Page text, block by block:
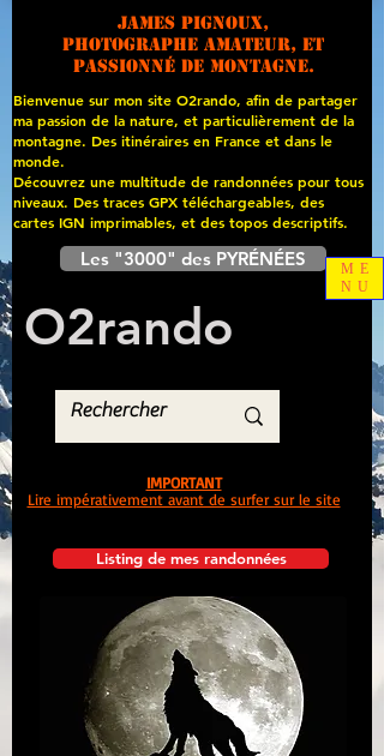
James PIGNOUX,
photographe amateur, et
passionné de montagne.
Bienvenue sur mon site O2rando, afin de partager
ma passion de la nature, et particulièrement de la
montagne. Des itinéraires en France et dans le
monde.
Découvrez une multitude de randonnées pour tous
niveaux. Des traces GPX téléchargeables, des
cartes IGN imprimables, et des topos descriptifs.
Les "3000" des PYRÉNÉES
O2rando
Listing de mes randonnées
IMPORTANT
Lire impérativement avant de surfer sur le site
ME
NU